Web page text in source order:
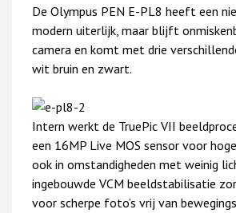
De Olympus PEN E-PL8 heeft een
modern uiterlijk, maar blijft
camera en komt met drie
wit bruin en zwart.
Intern werkt de TruePic VII
een 16MP Live MOS sensor voor
ook in omstandigheden met weinig
ingebouwde VCM beeldstabilisatie
voor scherpe foto’s vrij van